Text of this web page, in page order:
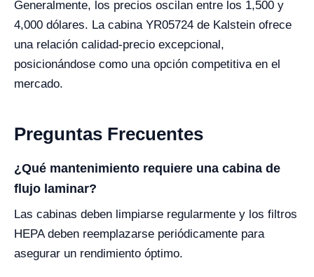
Generalmente, los precios oscilan entre los 1,500 y
4,000 dólares. La cabina YR05724 de Kalstein ofrece
una relación calidad-precio excepcional,
posicionándose como una opción competitiva en el
mercado.
Preguntas Frecuentes
¿Qué mantenimiento requiere una cabina de
flujo laminar?
Las cabinas deben limpiarse regularmente y los filtros
HEPA deben reemplazarse periódicamente para
asegurar un rendimiento óptimo.